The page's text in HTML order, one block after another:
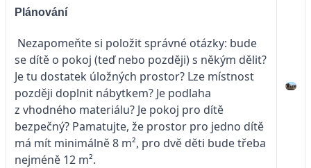
Plánování
Nezapomeňte si položit správné otázky: bude
se dítě o pokoj (teď nebo později) s někým dělit?
Je tu dostatek úložných prostor? Lze místnost
později doplnit nábytkem? Je podlaha
z vhodného materiálu? Je pokoj pro dítě
bezpečný? Pamatujte, že prostor pro jedno dítě
má mít minimálně 8 m², pro dvě děti bude třeba
nejméně 12 m².